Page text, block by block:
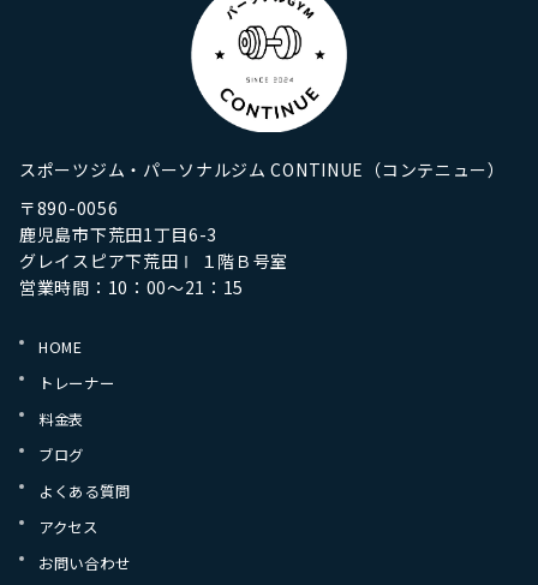
スポーツジム・パーソナルジム CONTINUE（コンテニュー）
〒890-0056
鹿児島市下荒田1丁目6-3
グレイスピア下荒田Ⅰ １階Ｂ号室
営業時間：10：00～21：15
HOME
トレーナー
料金表
ブログ
よくある質問
アクセス
お問い合わせ